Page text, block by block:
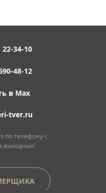
22-34-10
48-12
в Max
tver.ru
по телефону с
выходных!